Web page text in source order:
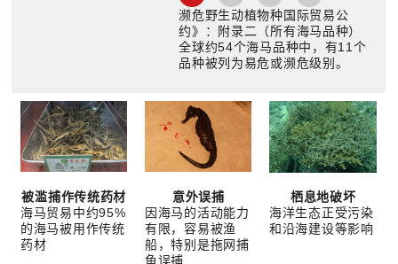
濒危野生动植物种国际贸易公
约》：附录二（所有海马品种）
全球约54个海马品种中，有11个
品种被列为易危或濒危级别。
被滥捕作传统药材
海马贸易中约95%
的海马被用作传统
药材
意外误捕
因海马的活动能力
有限，容易被渔
船，特别是拖网捕
鱼误捕
栖息地破坏
海洋生态正受污染
和沿海建设等影响